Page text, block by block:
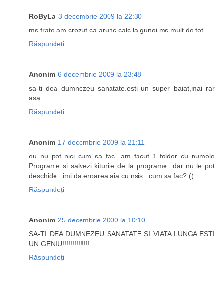
RoByLa 3 decembrie 2009 la 22:30
ms frate am crezut ca arunc calc la gunoi ms mult de tot
Răspundeți
Anonim 6 decembrie 2009 la 23:48
sa-ti dea dumnezeu sanatate.esti un super baiat,mai rar
asa
Răspundeți
Anonim 17 decembrie 2009 la 21:11
eu nu pot nici cum sa fac...am facut 1 folder cu numele
Programe si salvezi kiturile de la programe...dar nu le pot
deschide...imi da eroarea aia cu nsis...cum sa fac?:((
Răspundeți
Anonim 25 decembrie 2009 la 10:10
SA-TI DEA DUMNEZEU SANATATE SI VIATA LUNGA.ESTI
UN GENIU!!!!!!!!!!!!!!
Răspundeți